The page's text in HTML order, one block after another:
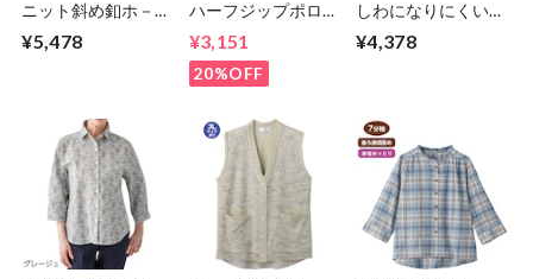
ニット斜め釦ホ－ル
人）
¥5,478
ハーフジップポロ衿
¥3,151
20%OFF
しわになりにくいス
ツ（婦人）
¥4,378